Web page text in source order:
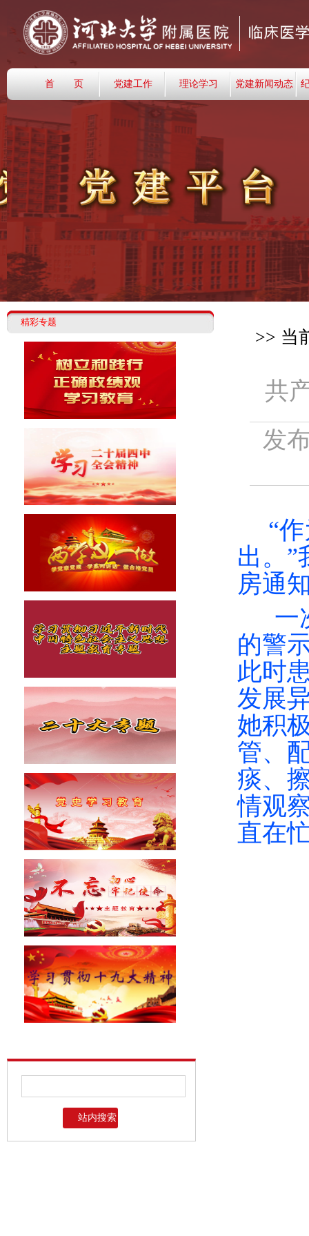
首 页 党建工作 理论学习 党建新闻动态
精彩专题
>> 当
共
发
“作
出 。 ”
房通
一次
的警
此时
发展
她积
管、
痰、
情观
直在